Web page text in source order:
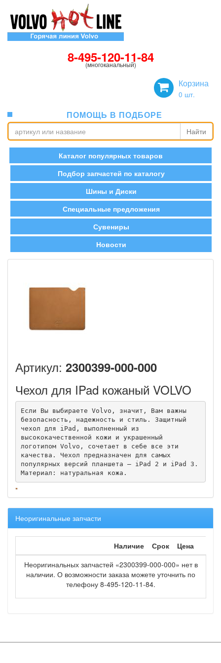
8-495-120-11-84
(многоканальный)
Корзина
0 шт.
ПОМОЩЬ В ПОДБОРЕ
Найти
Каталог популярных товаров
Подбор запчастей по каталогу
Шины и Диски
Специальные предложения
Сувениры
Новости
Артикул: 2300399-000-000
Чехол для IPad кожаный VOLVO
Если Вы выбираете Volvo, значит, Вам важны
безопасность, надежность и стиль. Защитный
чехол для iPad, выполненный из
высококачественной кожи и украшенный
логотипом Volvo, сочетает в себе все эти
качества. Чехол предназначен для самых
популярных версий планшета — iPad 2 и iPad 3.
Материал: натуральная кожа.
Неоригинальные запчасти
Наличие Срок
Цена
Неоригинальных запчастей «2300399-000-000» нет в
наличии. О возможности заказа можете уточнить по
телефону 8-495-120-11-84.